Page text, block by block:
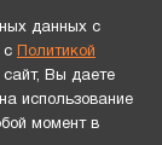
Сертификаты
данных с
с
Политикой
Вы даете
использование
момент в